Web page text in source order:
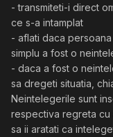
- transmiteti-i direct
ce s-a intamplat
- aflati daca
simplu a fost o
- daca a fost o
sa dregeti situatia,
Neintelegerile sunt
respectiva regreta cu
sa ii aratati ca